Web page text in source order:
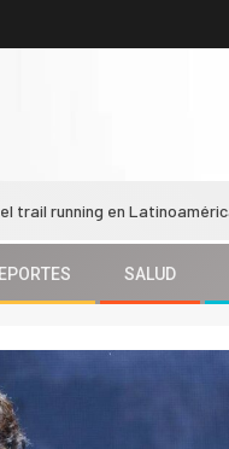
en Latinoamérica
SALUD